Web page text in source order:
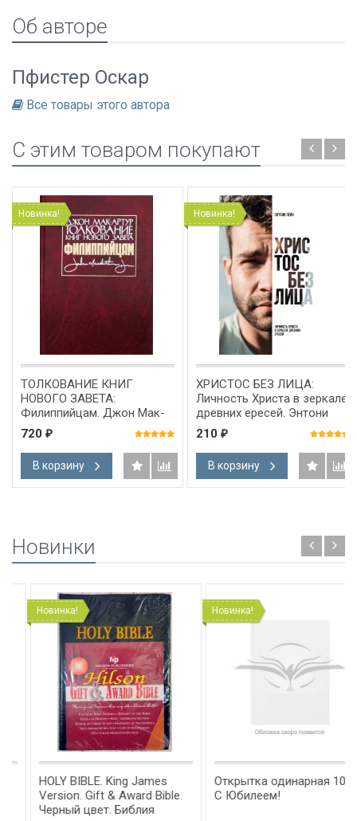
Об авторе
Пфистер Оскар
Все товары этого автора
C этим товаром покупают
Новинка!
ТОЛКОВАНИЕ КНИГ
НОВОГО ЗАВЕТА:
Филиппийцам. Джон Мак-
Артур
720 ₽
В корзину
Новинка!
ХРИСТОС БЕЗ ЛИЦА:
Личность Христа в зеркале
древних ересей. Энтони
Лейн
210 ₽
В корзину
Новинки
Новинка!
HOLY BIBLE. King James
Version. Gift & Award Bible.
Черный цвет. Библия
Новинка!
Открытка одинарная 10x15:
С Юбилеем!